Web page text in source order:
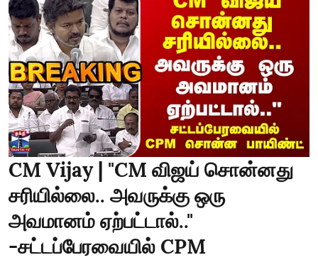
CM Vijay | "CM விஜய் சொன்னது
சரியில்லை.. அவருக்கு ஒரு
அவமானம் ஏற்பட்டால்.."
-சட்டப்பேரவையில் CPM